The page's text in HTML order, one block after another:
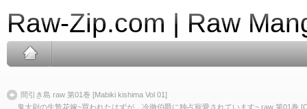
Raw-Zip.com | Raw
間引き島 raw 第01巻 [Mabiki kishima Vol 01]
鬼大尉の生贄花嫁~買われたはずが、冷徹伯爵に独占寵愛されています~ raw 第01巻